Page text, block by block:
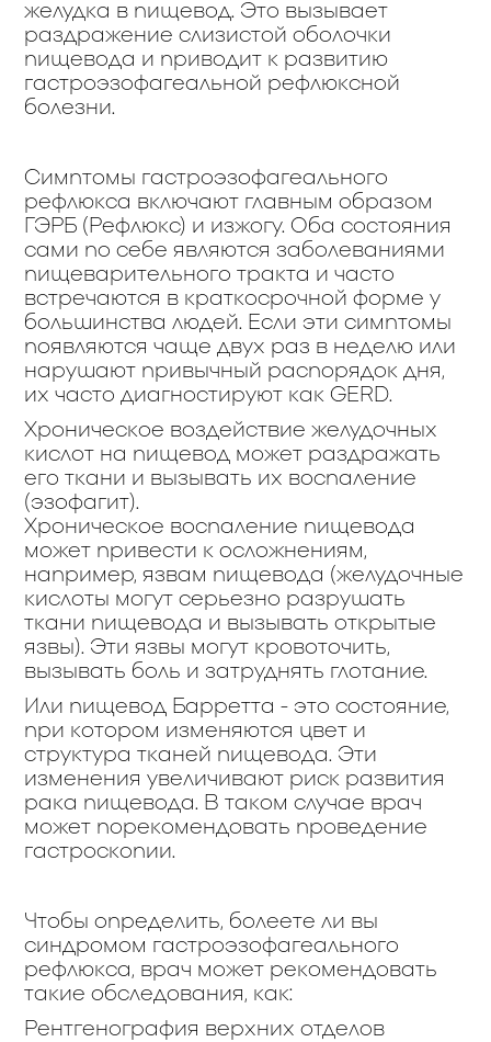
желудка в пищевод. Это вызывает
раздражение слизистой оболочки
пищевода и приводит к развитию
гастроэзофагеальной рефлюксной
болезни.
Симптомы гастроэзофагеального
рефлюкса включают главным образом
ГЭРБ (Рефлюкс) и изжогу. Оба состояния
сами по себе являются заболеваниями
пищеварительного тракта и часто
встречаются в краткосрочной форме у
большинства людей. Если эти симптомы
появляются чаще двух раз в неделю или
нарушают привычный распорядок дня,
их часто диагностируют как GERD.
Хроническое воздействие желудочных
кислот на пищевод может раздражать
его ткани и вызывать их воспаление
(эзофагит).
Хроническое воспаление пищевода
может привести к осложнениям,
например, язвам пищевода (желудочные
кислоты могут серьезно разрушать
ткани пищевода и вызывать открытые
язвы). Эти язвы могут кровоточить,
вызывать боль и затруднять глотание.
Или пищевод Барретта - это состояние,
при котором изменяются цвет и
структура тканей пищевода. Эти
изменения увеличивают риск развития
рака пищевода. В таком случае врач
может порекомендовать проведение
гастроскопии.
Чтобы определить, болеете ли вы
синдромом гастроэзофагеального
рефлюкса, врач может рекомендовать
такие обследования, как:
Рентгенография верхних отделов